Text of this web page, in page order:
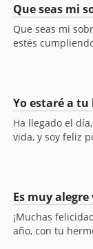
Que seas mi
Que seas mi
estés
Yo estaré a tu
Ha llegado el
vida, y soy feliz
Es muy
¡Muchas
año, con tu